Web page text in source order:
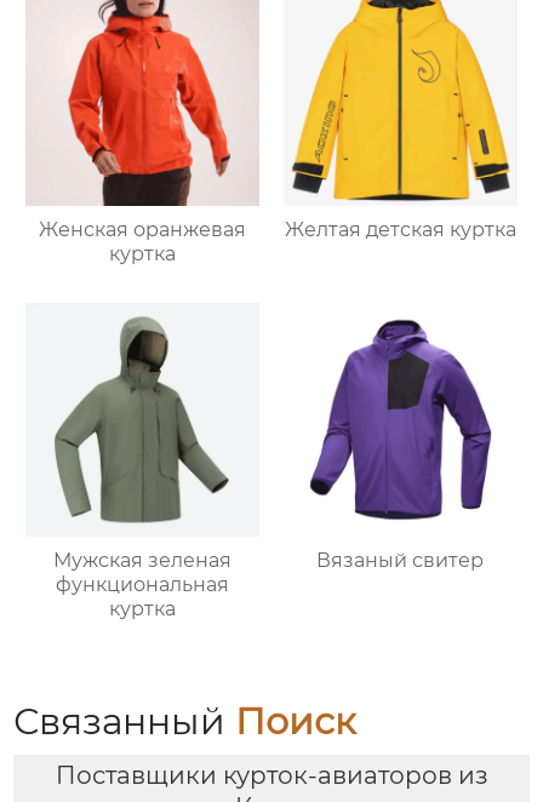
Женская оранжевая
куртка
Желтая детская куртка
Мужская зеленая
функциональная
куртка
Вязаный свитер
Связанный Поиск
Поставщики курток-авиаторов из